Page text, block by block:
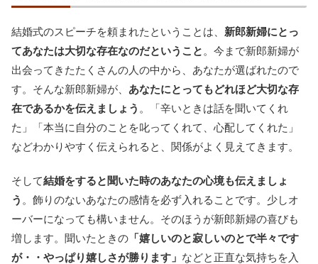
結婚式のスピーチを頼まれたということは、 新郎新婦にとっ
てあなたは大切な存在なのだということ 。今まで新郎新婦が
出会ってきたたくさんの人の中から、あなたが選ばれたので
す。そんな新郎新婦が、 あなたにとってもどれほど大切な存
在であるかを伝えましょう 。「辛いときは話を聞いてくれ
た」「本当に自分のことを叱ってくれて、心配してくれた」
などわかりやすく伝えられると、関係がよく見えてきます。
そして結婚をすると聞いた時のあなたの心境も伝えましょ
う 。飾りのないあなたの感情を必ず入れることです。少しオ
ーバーになっても構いません。そのほうが新郎新婦の喜びも
増します。聞いたときの 「嬉しいのと寂しいのとで半々です
が・・やっぱり嬉しさが勝ります」 などと正直な気持ちを入